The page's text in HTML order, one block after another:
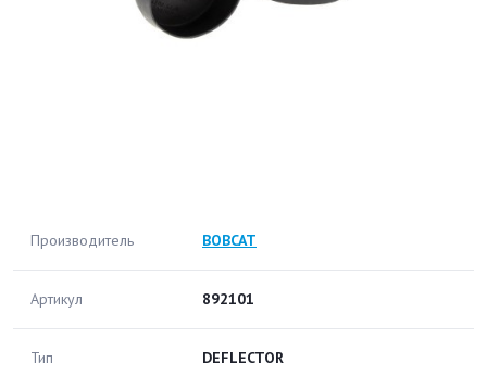
Производитель BOBCAT
Артикул 892101
Тип DEFLECTOR